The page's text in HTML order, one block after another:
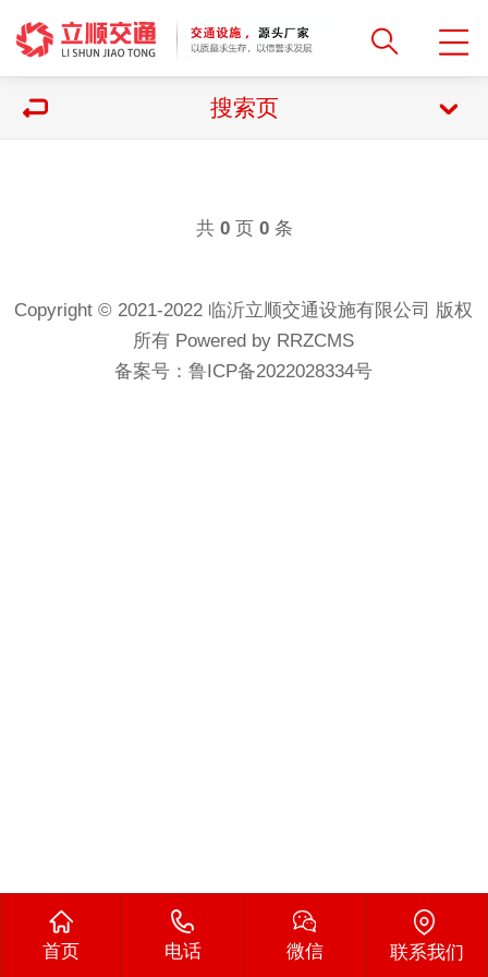
搜索页
共 0页 0条
Copyright © 2021-2022 临沂立顺交通设施有限公司 版权
所有 Powered by RRZCMS
备案号：鲁ICP备2022028334号
首页 电话 微信 联系我们